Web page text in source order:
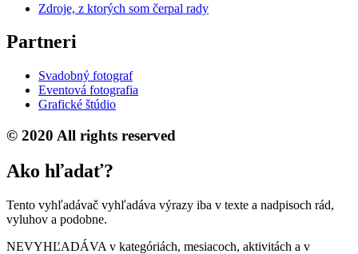
Zdroje, z ktorých som čerpal rady
Partneri
Svadobný fotograf
Eventová fotografia
Grafické štúdio
© 2020 All rights reserved
Ako hľadať?
Tento vyhľadávač vyhľadáva výrazy iba v texte a nadpisoch rád,
vyluhov a podobne.
NEVYHĽADÁVA v kategóriách, mesiacoch, aktivitách a v